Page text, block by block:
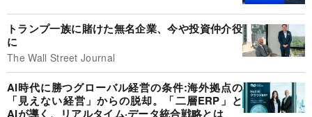
トランプ一族に賭けた無名企業、今や投資仲介役
に
The Wall Street Journal
AI時代に勝つグローバル経営の条件:海外拠点の
「見えない経営」からの脱却。「二層ERP」と
AIが導く、リアルタイム·データ統合戦略とは